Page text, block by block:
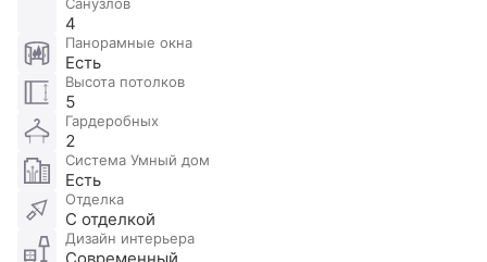
Санузлов
4
Панорамные окна
Есть
Высота потолков
5
Гардеробных
2
Система Умный дом
Есть
Отделка
С отделкой
Дизайн интерьера